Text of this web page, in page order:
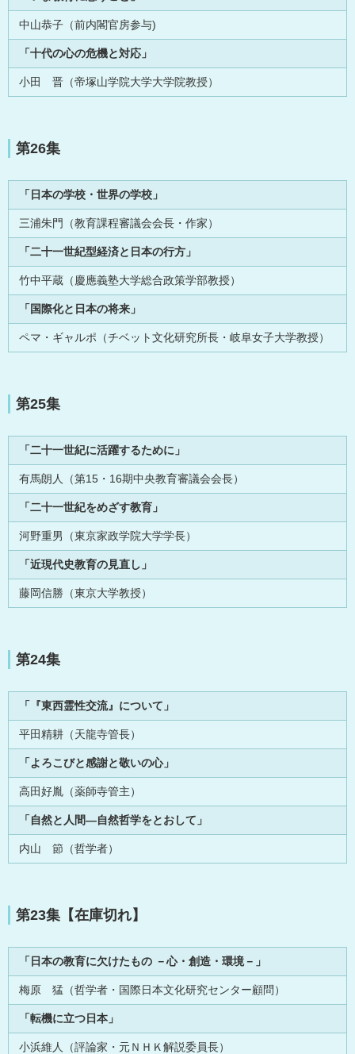
中山恭子（前内閣官房参与)
「十代の心の危機と対応」
小田 晋（帝塚山学院大学大学院教授）
第26集
「日本の学校・世界の学校」
三浦朱門（教育課程審議会会長・作家）
「二十一世紀型経済と日本の行方」
竹中平蔵（慶應義塾大学総合政策学部教授）
「国際化と日本の将来」
ペマ・ギャルポ（チベット文化研究所長・岐阜女子大学教授）
第25集
「二十一世紀に活躍するために」
有馬朗人（第15・16期中央教育審議会会長）
「二十一世紀をめざす教育」
河野重男（東京家政学院大学学長）
「近現代史教育の見直し」
藤岡信勝（東京大学教授）
第24集
「『東西霊性交流』について」
平田精耕（天龍寺管長）
「よろこびと感謝と敬いの心」
高田好胤（薬師寺管主）
「自然と人間―自然哲学をとおして」
内山 節（哲学者）
第23集【在庫切れ】
「日本の教育に欠けたもの －心・創造・環境－」
梅原 猛（哲学者・国際日本文化研究センター顧問）
「転機に立つ日本」
小浜維人（評論家・元ＮＨＫ解説委員長）